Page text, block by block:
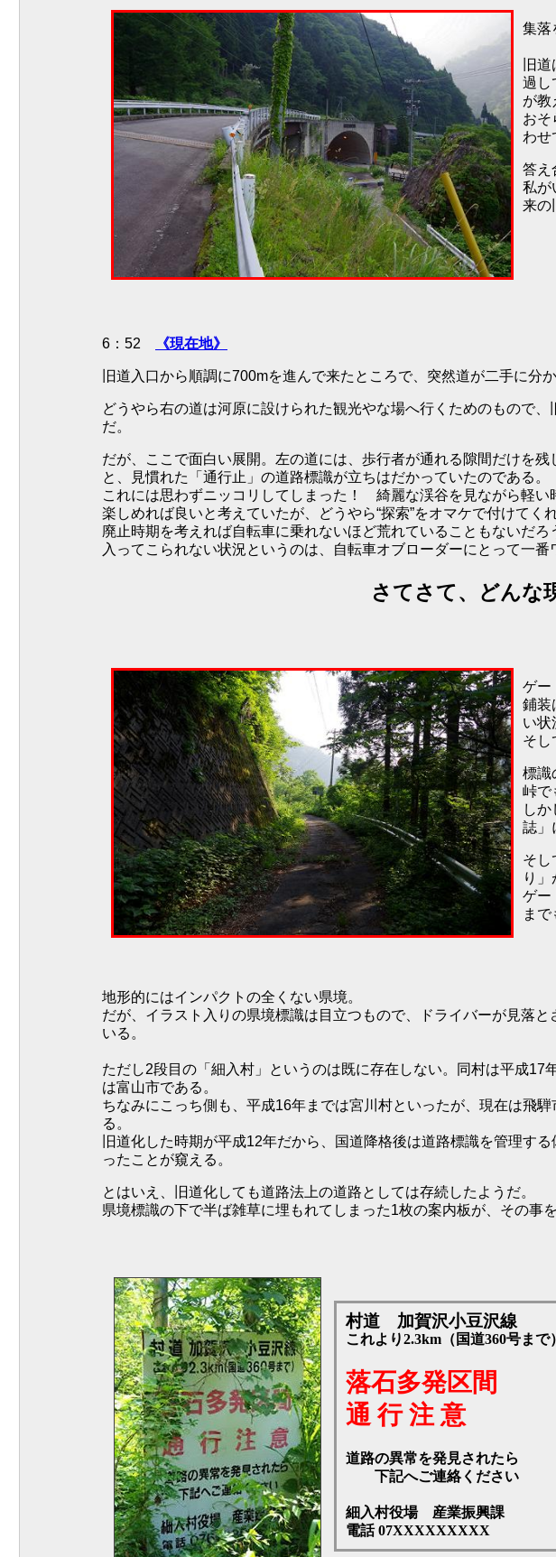
集落
旧
過し
が教
おそ
わせ
答え
私が
来の
6：52 《現在地》
旧道入口から順調に700mを進んで来たところで、突然道が二手に分か
どうやら右の道は河原に設けられた観光やな場へ行くためのもので、
だ。
だが、ここで面白い展開。左の道には、歩行者が通れる隙間だけを残
と、見慣れた「通行止」の道路標識が立ちはだかっていたのである。
これには思わずニッコリしてしまった！ 綺麗な渓谷を見ながら軽い
楽しめれば良いと考えていたが、どうやら“探索”をオマケで付けてく
廃止時期を考えれば自転車に乗れないほど荒れていることもないだ
入ってこられない状況というのは、自転車オブローダーにとって一番
さてさて、どんな
ゲー
鋪装
い状
そし
標識
峠で
し
誌」
そし
り」
ゲー
まで
地形的にはインパクトの全くない県境。
だが、イラスト入りの県境標識は目立つもので、ドライバーが見落と
いる。
ただし2段目の「細入村」というのは既に存在しない。同村は平成17
は富山市である。
ちなみにこっち側も、平成16年までは宮川村といったが、現在は飛
る。
旧道化した時期が平成12年だから、国道降格後は道路標識を管理する
ったことが窺える。
とはいえ、旧道化しても道路法上の道路としては存続したようだ。
県境標識の下で半ば雑草に埋もれてしまった1枚の案内板が、その事
村道 加賀沢小豆沢線
これより2.3km（国道360号まで）
落石多発区間
通 行 注 意
道路の異常を発見されたら
下記へご連絡ください
細入村役場 産業振興課
電話 07XXXXXXXXX